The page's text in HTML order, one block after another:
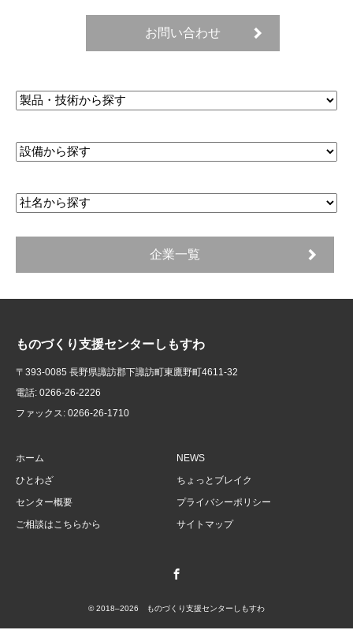
お問い合わせ
企業一覧
ものづくり支援センターしもすわ
〒393-0085 長野県諏訪郡下諏訪町東鷹野町4611-32
電話: 0266-26-2226
ファックス: 0266-26-1710
ホーム
ひとわざ
センター概要
ご相談はこちらから
NEWS
ちょっとブレイク
プライバシーポリシー
サイトマップ
© 2018–2026 ものづくり支援センターしもすわ